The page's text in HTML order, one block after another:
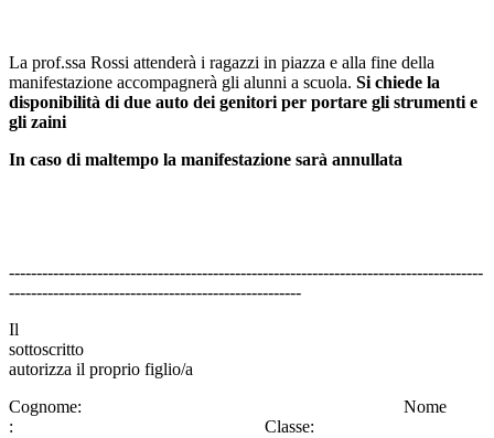
La prof.ssa Rossi attenderà i ragazzi in piazza e alla fine della
manifestazione accompagnerà gli alunni a scuola. Si chiede la
disponibilità di due auto dei genitori per portare gli strumenti e
gli zaini
In caso di maltempo la manifestazione sarà annullata
--------------------------------------------------------------------------------------
-----------------------------------------------------
Il
autorizza il proprio figlio/a
Cognome: Nome
: Classe: